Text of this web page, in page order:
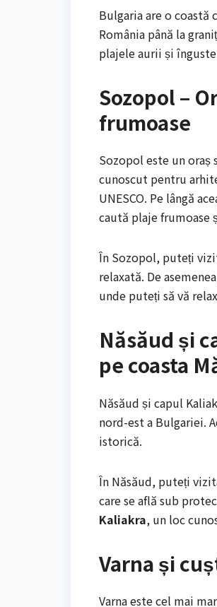
Bulgaria are o
România până la
plajele aurii și
Sozopol –
frumoase
Sozopol este un oraș
cunoscut pentru
UNESCO. Pe lângă
caută plaje frumoase
În Sozopol, puteți
relaxată. De
unde puteți să vă
Năsăud și
pe coasta
Năsăud și capul
nord-est a Bulgariei.
istorică.
În Năsăud, puteți
care se află sub
Kaliakra, un loc
Varna și
Varna este cel mai